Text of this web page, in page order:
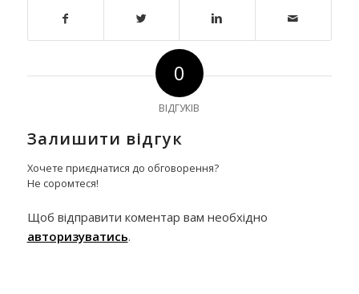
0
ВІДГУКІВ
Залишити відгук
Хочете приєднатися до обговорення?
Не соромтеся!
Щоб відправити коментар вам необхідно
авторизуватись.